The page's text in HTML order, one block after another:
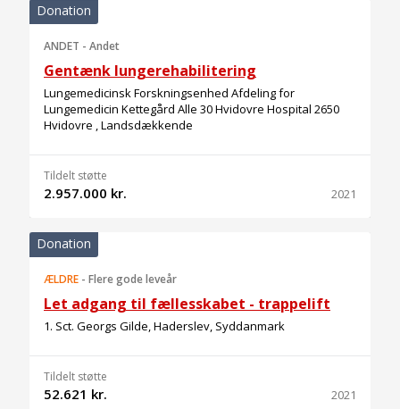
Donation
ANDET - Andet
Gentænk lungerehabilitering
Lungemedicinsk Forskningsenhed Afdeling for
Lungemedicin Kettegård Alle 30 Hvidovre Hospital 2650
Hvidovre , Landsdækkende
Tildelt støtte
2.957.000 kr. 2021
Donation
ÆLDRE - Flere gode leveår
Let adgang til fællesskabet - trappelift
1. Sct. Georgs Gilde, Haderslev, Syddanmark
Tildelt støtte
52.621 kr. 2021